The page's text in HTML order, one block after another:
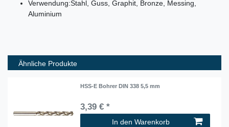
Verwendung:Stahl, Guss, Graphit, Bronze, Messing,
Aluminium
Ähnliche Produkte
HSS-E Bohrer DIN 338 5,5 mm
3,39 € *
In den Warenkorb